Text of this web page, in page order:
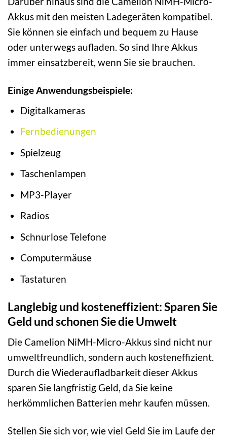
Akkus mit den meisten Ladegeräten kompatibel.
Sie können sie einfach und bequem zu Hause
oder unterwegs aufladen. So sind Ihre Akkus
immer einsatzbereit, wenn Sie sie brauchen.
Einige Anwendungsbeispiele:
Digitalkameras
Fernbedienungen
Spielzeug
Taschenlampen
MP3-Player
Radios
Schnurlose Telefone
Computermäuse
Tastaturen
Langlebig und kosteneffizient: Sparen Sie
Geld und schonen Sie die Umwelt
Die Camelion NiMH-Micro-Akkus sind nicht nur
umweltfreundlich, sondern auch kosteneffizient.
Durch die Wiederaufladbarkeit dieser Akkus
sparen Sie langfristig Geld, da Sie keine
herkömmlichen Batterien mehr kaufen müssen.
Stellen Sie sich vor, wie viel Geld Sie im Laufe der